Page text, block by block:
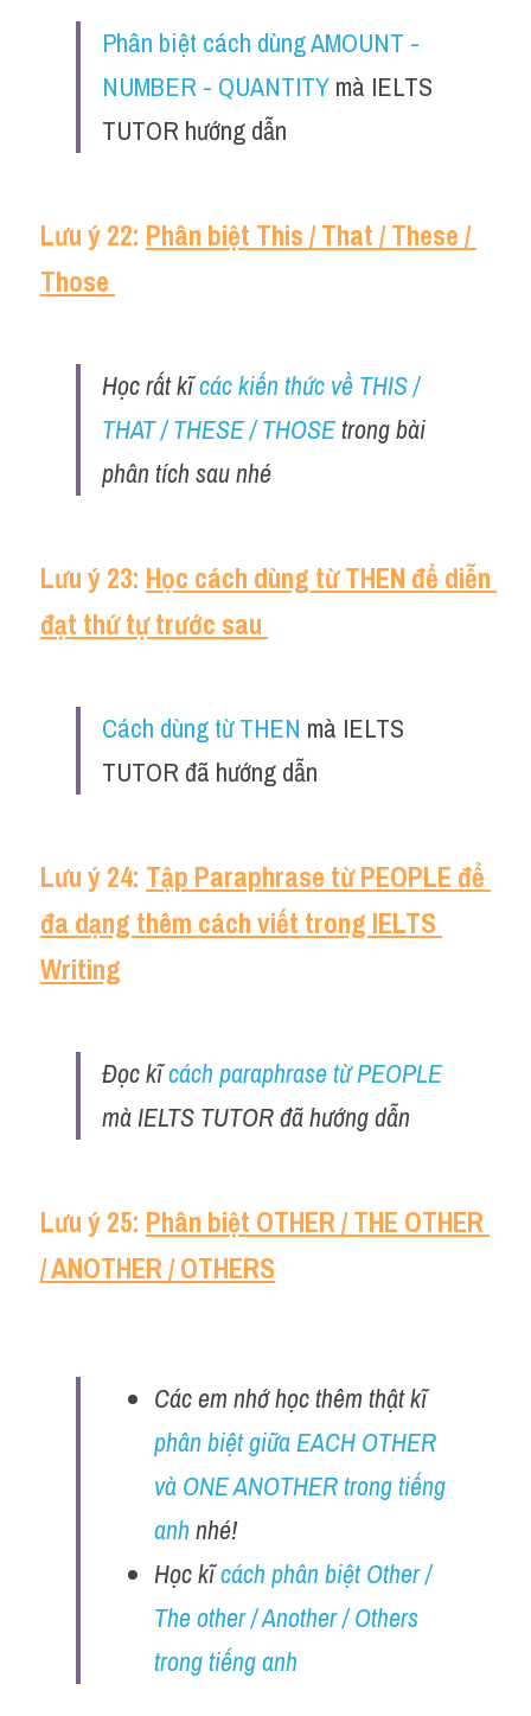
Phân biệt cách dùng AMOUNT -
NUMBER - QUANTITY mà IELTS
TUTOR hướng dẫn
Lưu ý 22: Phân biệt This / That / These /
Those
Học rất kĩ các kiến thức về THIS /
THAT / THESE / THOSE trong bài
phân tích sau nhé
Lưu ý 23: Học cách dùng từ THEN để diễn
đạt thứ tự trước sau
Cách dùng từ THEN mà IELTS
TUTOR đã hướng dẫn
Lưu ý 24: Tập Paraphrase từ PEOPLE để
đa dạng thêm cách viết trong IELTS
Writing
Đọc kĩ cách paraphrase từ PEOPLE
mà IELTS TUTOR đã hướng dẫn
Lưu ý 25: Phân biệt OTHER / THE OTHER
/ ANOTHER / OTHERS
Các em nhớ học thêm thật kĩ
phân biệt giữa EACH OTHER
và ONE ANOTHER trong tiếng
anh nhé!
Học kĩ cách phân biệt Other /
The other / Another / Others
trong tiếng anh